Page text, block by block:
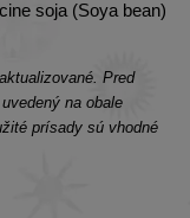
soja (Soya bean)
Pred
na obale
prísady sú vhodné